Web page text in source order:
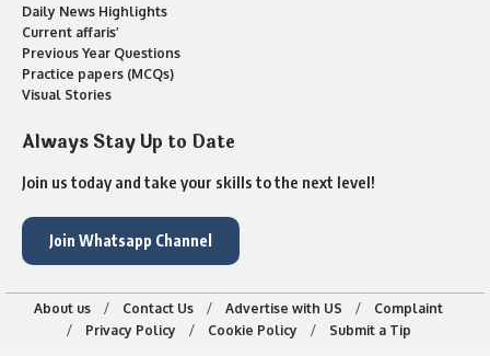
Daily News Highlights
Current affaris’
Previous Year Questions
Practice papers (MCQs)
Visual Stories
Always Stay Up to Date
Join us today and take your skills to the next level!
Join Whatsapp Channel
About us Contact Us Advertise with US
Complaint
Privacy Policy
Cookie Policy Submit a Tip